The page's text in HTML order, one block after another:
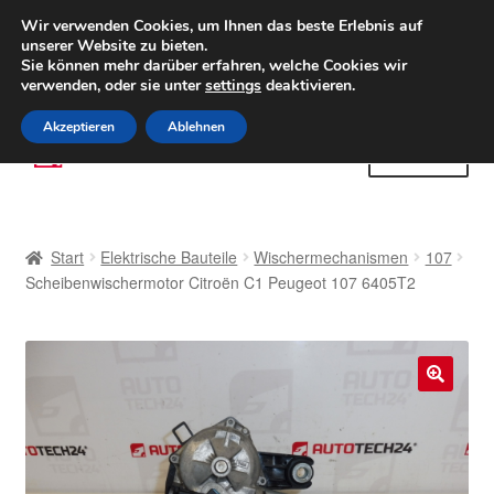
LIEFERUNG ab 6 EUR
Weltweiter Versand
(800) 500 564Mo-Fr 9-16 Uhr
Zur
Navigation
Zum
Inhalt
AGB
Datenschutz-Bestimmungen
Start Elektrische Bauteile Wischermechanismen
107
Scheibenwischermotor Citroën C1 Peugeot 107 6405T2
Wir verwenden Cookies, um Ihnen das beste Erlebnis auf
unserer Website zu bieten.
Sie können mehr darüber erfahren, welche Cookies wir
verwenden, oder sie untersettings deaktivieren.
Akzeptieren Ablehnen